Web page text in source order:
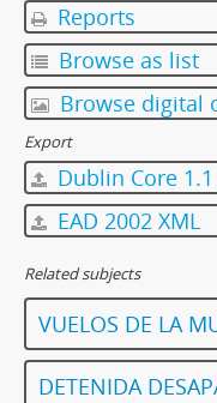
Reports
Browse as list
Browse digital
Export
Dublin Core 1.1
EAD 2002 XML
Related subjects
VUELOS DE LA
DETENIDA